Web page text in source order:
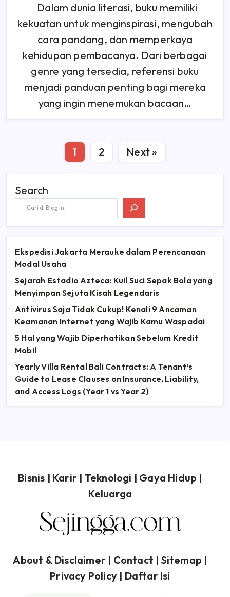
Buku
Untuk
2025
Positif!
Dalam dunia literasi, buku memiliki
kekuatan untuk menginspirasi, mengubah
cara pandang, dan memperkaya
kehidupan pembacanya. Dari berbagai
genre yang tersedia, referensi buku
menjadi panduan penting bagi mereka
yang ingin menemukan bacaan…
1 2 Next »
Search
Ekspedisi Jakarta Merauke dalam Perencanaan
Modal Usaha
Sejarah Estadio Azteca: Kuil Suci Sepak Bola yang
Menyimpan Sejuta Kisah Legendaris
Antivirus Saja Tidak Cukup! Kenali 9 Ancaman
Keamanan Internet yang Wajib Kamu Waspadai
5 Hal yang Wajib Diperhatikan Sebelum Kredit
Mobil
Yearly Villa Rental Bali Contracts: A Tenant’s
Guide to Lease Clauses on Insurance, Liability,
and Access Logs (Year 1 vs Year 2)
Bisnis | Karir | Teknologi | Gaya Hidup |
Keluarga
About & Disclaimer | Contact | Sitemap |
Privacy Policy | Daftar Isi